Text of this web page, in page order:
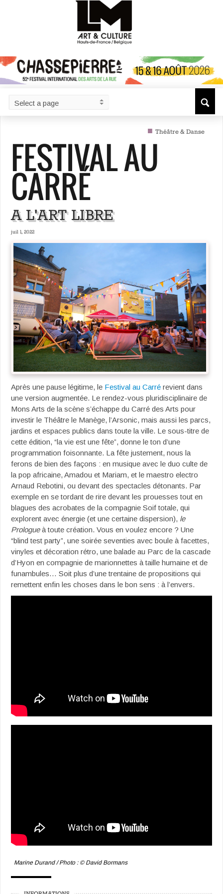
■ Théâtre & Danse
FESTIVAL AU
CARRÉ
A L'ART LIBRE
juil 1, 2022
Après une pause légitime, le Festival au Carré revient dans
une version augmentée. Le rendez-vous pluridisciplinaire de
Mons Arts de la scène s’échappe du Carré des Arts pour
investir le Théâtre le Manège, l’Arsonic, mais aussi les parcs,
jardins et espaces publics dans toute la ville. Le sous-titre de
cette édition, “la vie est une fête”, donne le ton d’une
programmation foisonnante. La fête justement, nous la
ferons de bien des façons : en musique avec le duo culte de
la pop africaine, Amadou et Mariam, et le maestro electro
Arnaud Rebotini, ou devant des spectacles détonants. Par
exemple en se tordant de rire devant les prouesses tout en
blagues des acrobates de la compagnie Soif totale, qui
explorent avec énergie (et une certaine dispersion), le
Prologueà toute création. Vous en voulez encore ? Une
“blind test party”, une soirée seventies avec boule à facettes,
vinyles et décoration rétro, une balade au Parc de la cascade
d’Hyon en compagnie de marionnettes à taille humaine et de
funambules… Soit plus d’une trentaine de propositions qui
remettent enfin les choses dans le bon sens : à l’envers.
Marine Durand / Photo : © David Bormans